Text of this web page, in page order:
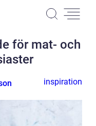
för mat- och
inspiration